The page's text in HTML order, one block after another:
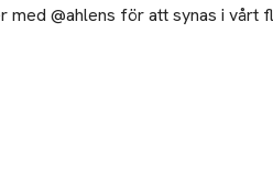
med @ahlens för att synas i vårt